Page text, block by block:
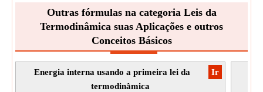
Outras fórmulas na categoria Leis da
Termodinâmica suas Aplicações e outros
Conceitos Básicos
​Ir
Energia interna usando a primeira lei da
termodinâmica